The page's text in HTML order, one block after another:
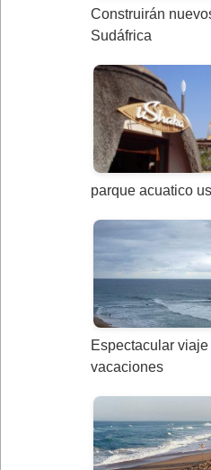
Construirán
Sudáfrica
parque acuatico
Espectacular
vacaciones